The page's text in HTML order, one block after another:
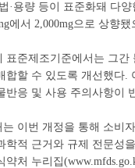
·용량 등이 표준화돼 다
에서 2,000mg으로 상향
표준제조기준에서는 그
합할 수 있도록 개선했다.
반응 및 사용 주의사항이
는 이번 개정을 통해 소비
학적 근거와 규제 전문성
약처 누리집